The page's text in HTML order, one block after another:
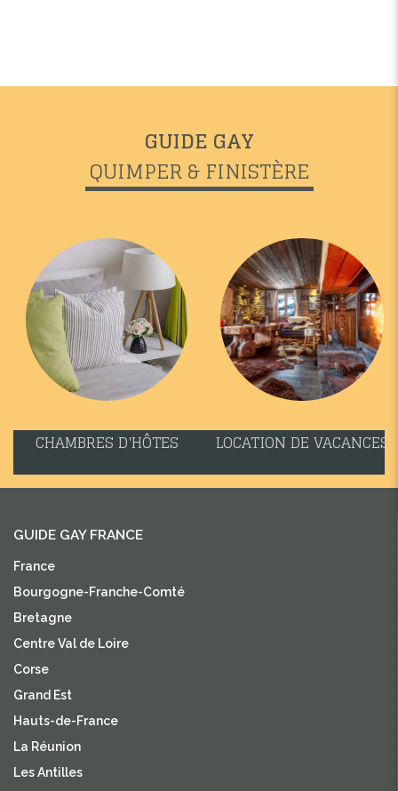
GUIDE GAY
QUIMPER & FINISTÈRE
CHAMBRES D'HÔTES LOCATION DE VACANCES
GUIDE GAY FRANCE
France
Bourgogne-Franche-Comté
Bretagne
Centre Val de Loire
Corse
Grand Est
Hauts-de-France
La Réunion
Les Antilles